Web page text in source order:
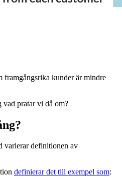
framgångsrika kunder är mindre
pratar vi då om?
varierar definitionen av
definierar det till exempel som: